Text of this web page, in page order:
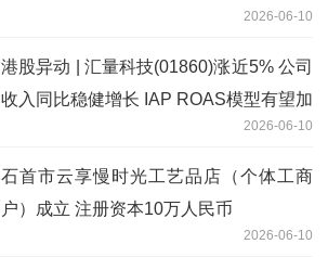
2026-06-10
港股异动 | 汇量科技(01860)涨近5% 公司
收入同比稳健增长 IAP ROAS模型有望加
2026-06-10
石首市云享慢时光工艺品店（个体工商
户）成立 注册资本10万人民币
2026-06-10